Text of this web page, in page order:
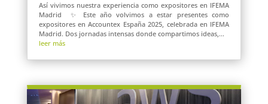
Así vivimos nuestra experiencia como expositores en IFEMA
Madrid ✨ Este año volvimos a estar presentes como
expositores en Accountex España 2025, celebrada en IFEMA
Madrid. Dos jornadas intensas donde compartimos ideas,...
leer más